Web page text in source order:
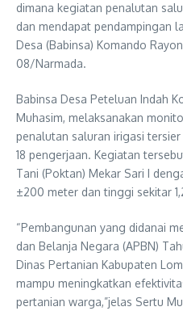
dimana kegiatan penalutan
dan mendapat pendampingan
Desa (Babinsa) Komando
08/Narmada.
Babinsa Desa Peteluan Indah
Muhasim, melaksanakan
penalutan saluran irigasi
18 pengerjaan. Kegiatan
Tani (Poktan) Mekar Sari I
±200 meter dan tinggi sekitar
“Pembangunan yang didanai
dan Belanja Negara (APBN)
Dinas Pertanian Kabupaten
mampu meningkatkan
pertanian warga,”jelas Sertu